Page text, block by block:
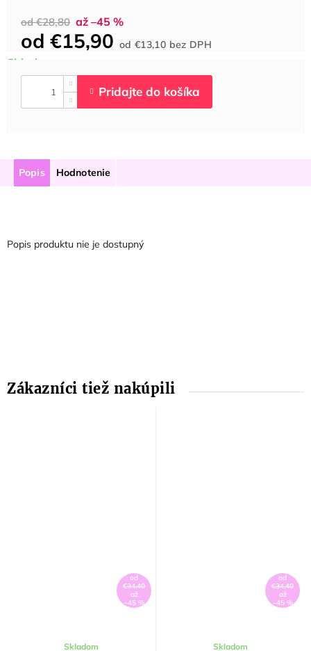
od €28,80 až –45 %
od €15,90 od€13,10 bez DPHcena:
Popis Hodnotenie
Popis produktu nie je dostupný
od
€34,40
až
–45 %
Skladom
od
€34,40
až
–45 %
Skladom